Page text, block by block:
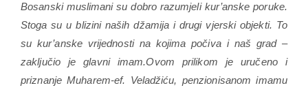
Bosanski muslimani su dobro razumjeli kur’anske poruke.
Stoga su u blizini naših džamija i drugi vjerski objekti. To
su kur’anske vrijednosti na kojima počiva i naš grad –
zaključio je glavni imam.Ovom prilikom je uručeno i
priznanje Muharem-ef. Veladžiću, penzionisanom imamu